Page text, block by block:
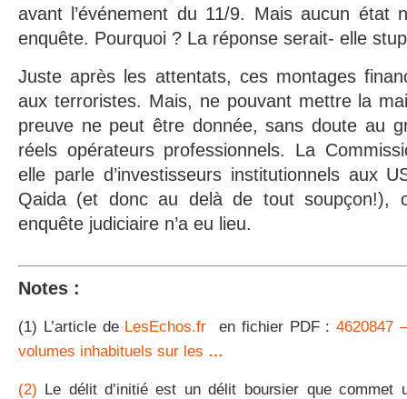
avant l’événement du 11/9. Mais aucun état
enquête. Pourquoi ? La réponse serait- elle
Juste après les attentats, ces montages
aux terroristes. Mais, ne pouvant mettre la
preuve ne peut être donnée, sans doute au
réels opérateurs professionnels. La
elle parle d’investisseurs institutionnels aux
Qaida (et donc au delà de tout soupçon!),
enquête judiciaire n’a eu lieu.
Notes :
(1) L’article de LesEchos.fr en fichier PDF :4620847
volumes inhabituels sur les …
(2) Le délit d’initié est un délit boursier que commet